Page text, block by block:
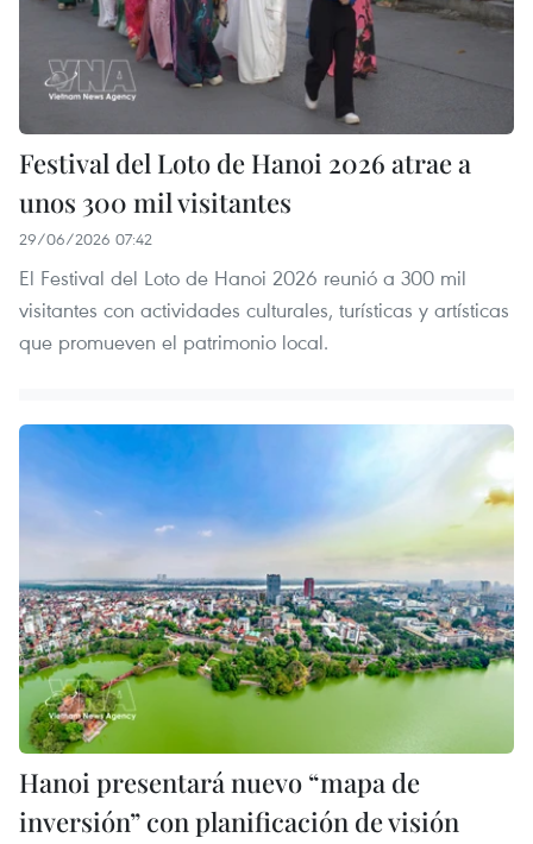
Festival del Loto de Hanoi 2026 atrae a
unos 300 mil visitantes
29/06/2026 07:42
El Festival del Loto de Hanoi 2026 reunió a 300 mil
visitantes con actividades culturales, turísticas y artísticas
que promueven el patrimonio local.
Hanoi presentará nuevo “mapa de
inversión” con planificación de visión